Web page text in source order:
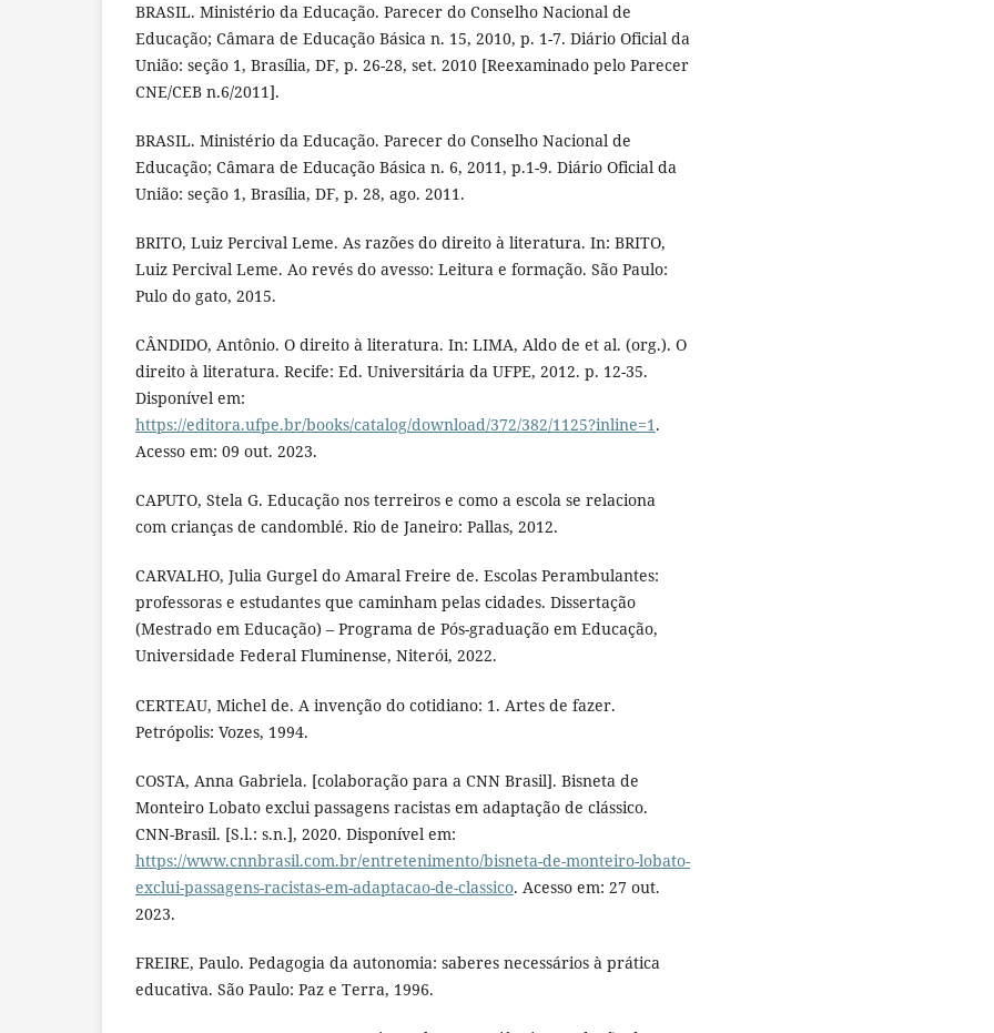
BRASIL. Ministério da Educação. Parecer do Conselho Nacional de
Educação; Câmara de Educação Básica n. 15, 2010, p. 1-7. Diário Oficial da
União: seção 1, Brasília, DF, p. 26-28, set. 2010 [Reexaminado pelo Parecer
CNE/CEB n.6/2011].
BRASIL. Ministério da Educação. Parecer do Conselho Nacional de
Educação; Câmara de Educação Básica n. 6, 2011, p.1-9. Diário Oficial da
União: seção 1, Brasília, DF, p. 28, ago. 2011.
BRITO, Luiz Percival Leme. As razões do direito à literatura. In: BRITO,
Luiz Percival Leme. Ao revés do avesso: Leitura e formação. São Paulo:
Pulo do gato, 2015.
CÂNDIDO, Antônio. O direito à literatura. In: LIMA, Aldo de et al. (org.). O
direito à literatura. Recife: Ed. Universitária da UFPE, 2012. p. 12-35.
Disponível em:
https://editora.ufpe.br/books/catalog/download/372/382/1125?inline=1.
Acesso em: 09 out. 2023.
CAPUTO, Stela G. Educação nos terreiros e como a escola se relaciona
com crianças de candomblé. Rio de Janeiro: Pallas, 2012.
CARVALHO, Julia Gurgel do Amaral Freire de. Escolas Perambulantes:
professoras e estudantes que caminham pelas cidades. Dissertação
(Mestrado em Educação) – Programa de Pós-graduação em Educação,
Universidade Federal Fluminense, Niterói, 2022.
CERTEAU, Michel de. A invenção do cotidiano: 1. Artes de fazer.
Petrópolis: Vozes, 1994.
COSTA, Anna Gabriela. [colaboração para a CNN Brasil]. Bisneta de
Monteiro Lobato exclui passagens racistas em adaptação de clássico.
CNN-Brasil. [S.l.: s.n.], 2020. Disponível em:
https://www.cnnbrasil.com.br/entretenimento/bisneta-de-monteiro-lobato-
exclui-passagens-racistas-em-adaptacao-de-classico. Acesso em: 27 out.
2023.
FREIRE, Paulo. Pedagogia da autonomia: saberes necessários à prática
educativa. São Paulo: Paz e Terra, 1996.